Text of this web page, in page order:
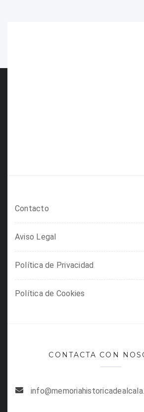
Contacto
Aviso Legal
Política de Privacidad
Política de Cookies
CONTACTA CON